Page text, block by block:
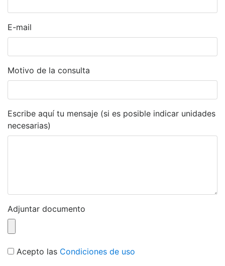
E-mail
Motivo de la consulta
Escribe aquí tu mensaje (si es posible indicar unidades
necesarias)
Adjuntar documento
Acepto las Condiciones de uso